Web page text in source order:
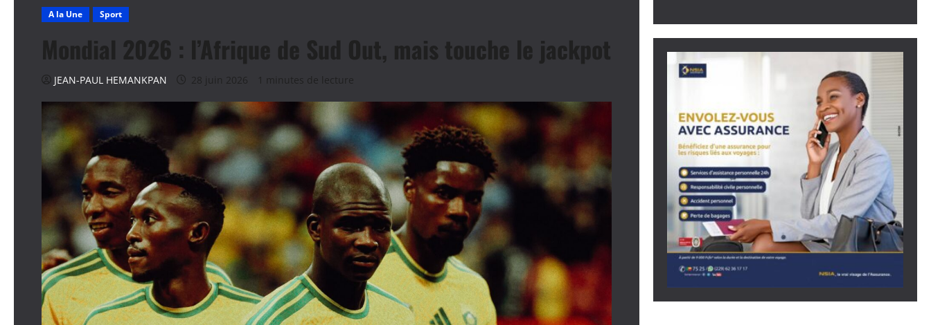
A la Une Sport
Mondial 2026 : l’Afrique de Sud Out, mais touche le jackpot
JEAN-PAUL HEMANKPAN 28 juin 2026 1 minutes de lecture